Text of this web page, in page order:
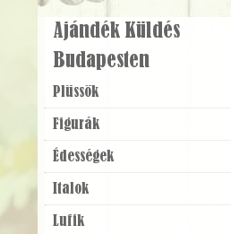
Ajándék Küldés
Budapesten
Plüssök
Figurák
Édességek
Italok
Lufik